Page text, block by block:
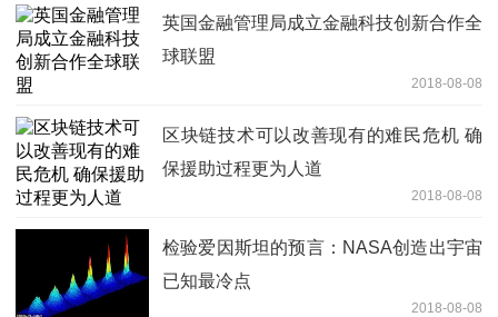
英国金融管理局成立金融科技创新合作全
球联盟
2018-08-08
区块链技术可以改善现有的难民危机 确
保援助过程更为人道
2018-08-08
检验爱因斯坦的预言：NASA创造出宇宙
已知最冷点
2018-08-08